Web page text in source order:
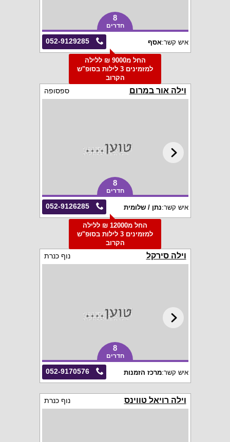
8
חדרים
052-9129285 איש קשר:אסף
החל מ9000 ₪ ללילה
למזמינים 3 לילות בסופ"ש
הקרוב
וילה אור במרום ספסופה
8
חדרים
052-9126285 איש קשר:נתן / שלומית
החל מ12000 ₪ ללילה
למזמינים 3 לילות בסופ"ש
הקרוב
וילה סירקל נוף כנרת
8
חדרים
052-9170576 איש קשר:מרכז הזמנות
וילה רויאל טווינס נוף כנרת